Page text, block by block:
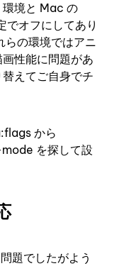
環境と Mac の
でオフにしてあり
らの環境ではアニ
性能に問題があ
えてご自身でチ
から
を探して設
題でしたがよう